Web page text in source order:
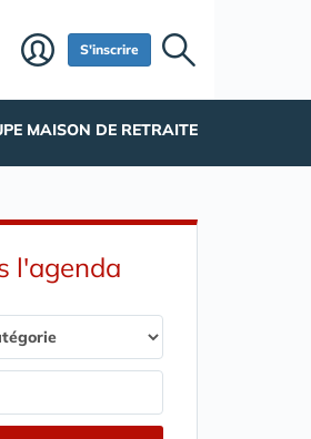
S'inscrire
MAISON DE RETRAITE
l'agenda